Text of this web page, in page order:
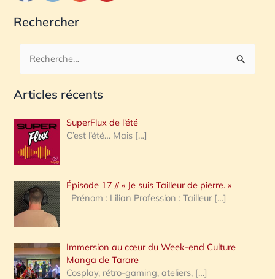
Rechercher
c
e
r
c
h
e
:
Articles récents
SuperFlux de l’été
C’est l’été… Mais […]
Épisode 17 // « Je suis Tailleur de pierre. »
Prénom : Lilian Profession : Tailleur […]
Immersion au cœur du Week-end Culture
Manga de Tarare
Cosplay, rétro-gaming, ateliers, […]